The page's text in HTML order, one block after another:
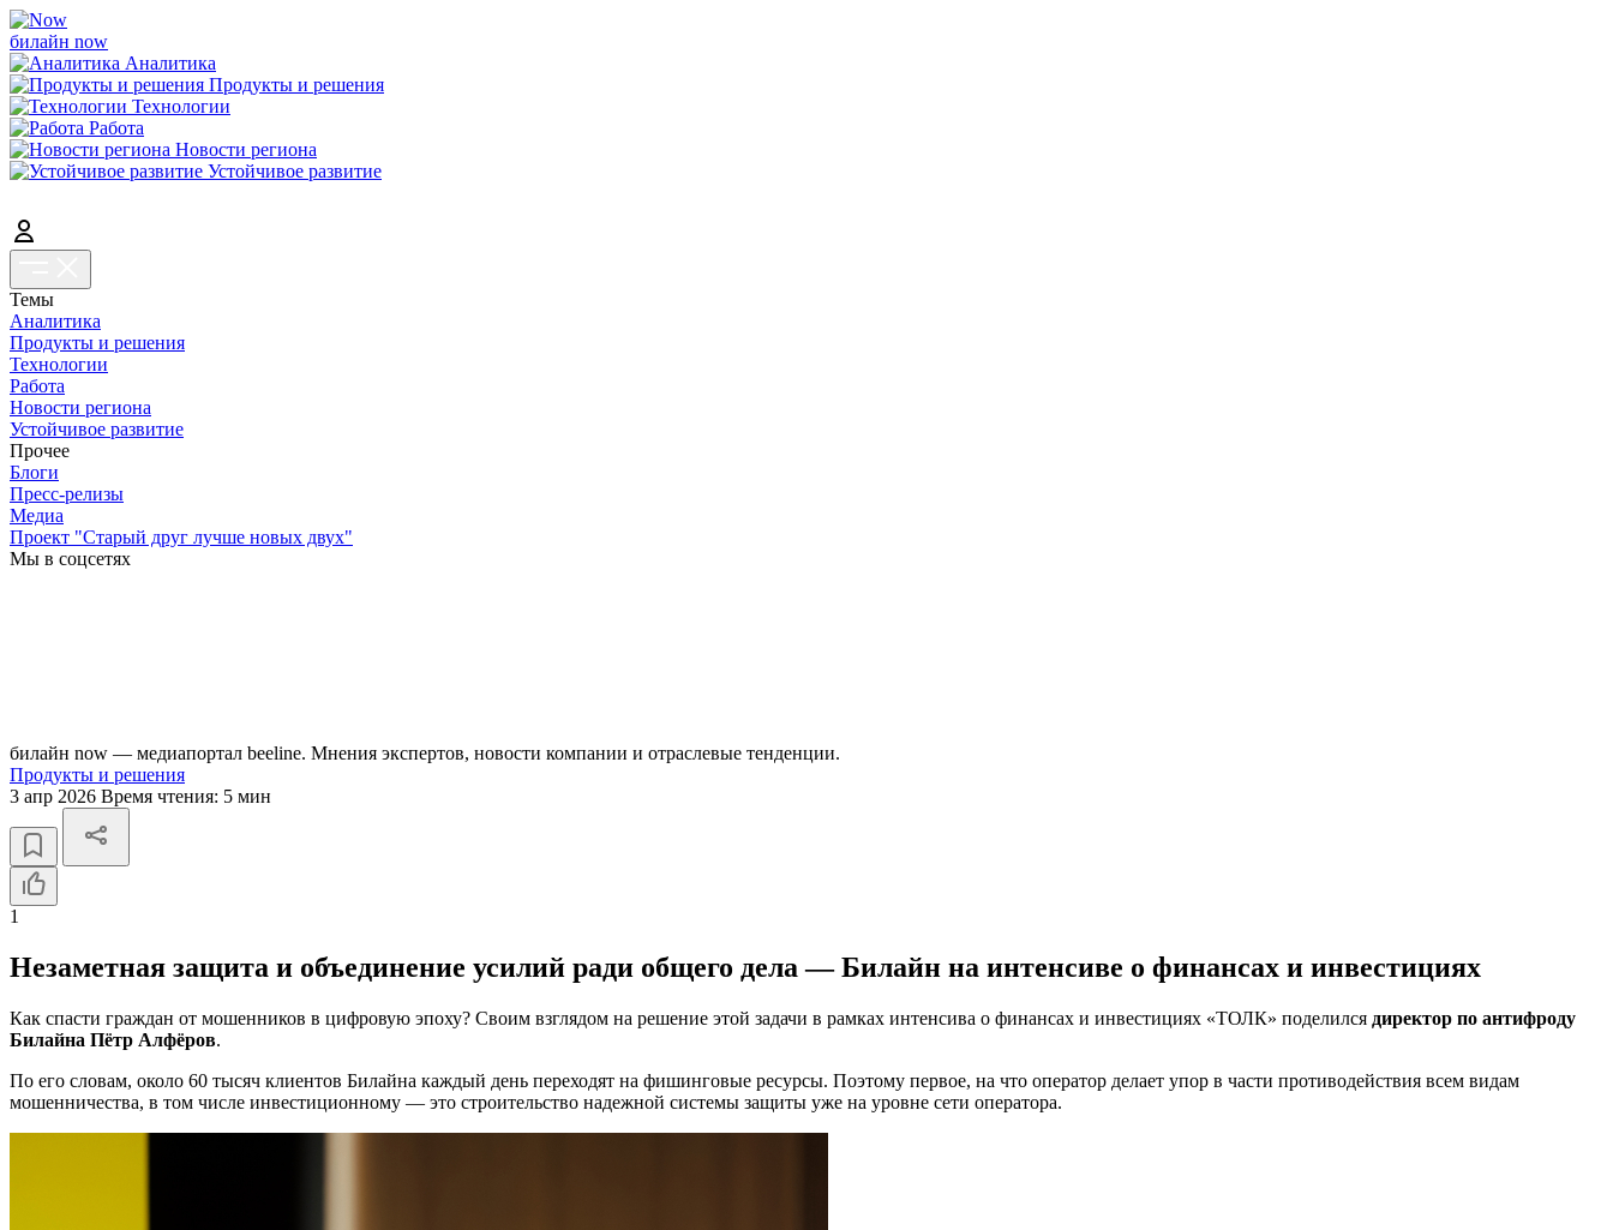
билайн now
Аналитика
Продукты и решения
Технологии
Работа
Новости региона
Устойчивое развитие
Темы
Аналитика
Продукты и решения
Технологии
Работа
Новости региона
Устойчивое развитие
Прочее
Блоги
Пресс-релизы
Медиа
Проект "Старый друг лучше новых двух"
Мы в соцсетях
билайн now — медиапортал beeline. Мнения экспертов, новости компании и отраслевые тенденции.
Продукты и решения
3 апр 2026 Время чтения: 5 мин
1
Незаметная защита и объединение усилий ради общего дела — Билайн на интенсиве о финансах и инвестициях
Как спасти граждан от мошенников в цифровую эпоху? Своим взглядом на решение этой задачи в рамках интенсива о финансах и инвестициях «ТОЛК» поделился директор по антифроду
Билайна Пётр Алфёров.
По его словам, около 60 тысяч клиентов Билайна каждый день переходят на фишинговые ресурсы. Поэтому первое, на что оператор делает упор в части противодействия всем видам
мошенничества, в том числе инвестиционному — это строительство надежной системы защиты уже на уровне сети оператора.